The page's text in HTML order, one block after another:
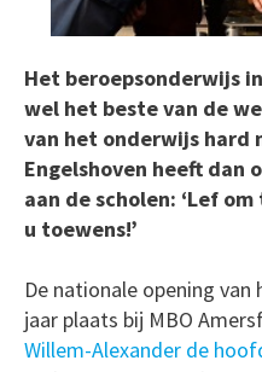
Het beroepsonderwijs
wel het beste van de
van het onderwijs hard
Engelshoven heeft dan
aan de scholen: ‘Lef
u toewens!’
De nationale opening
jaar plaats bij MBO
Willem-Alexander de